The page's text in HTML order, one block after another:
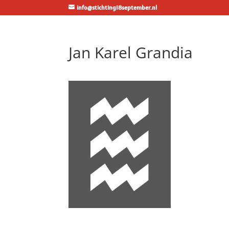
info@stichting18september.nl
Jan Karel Grandia